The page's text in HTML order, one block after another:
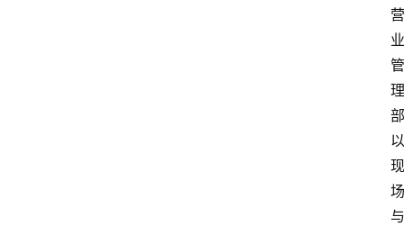
营
业
管
理
部
以
现
场
与